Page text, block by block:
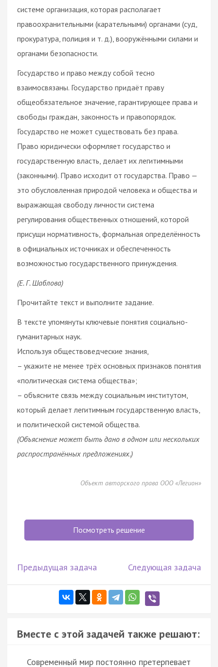
системе организация, которая располагает
правоохранительными (карательными) органами (суд,
прокуратура, полиция и т. д.), вооружёнными силами и
органами безопасности.
Государство и право между собой тесно
взаимосвязаны. Государство придаёт праву
общеобязательное значение, гарантирующее права и
свободы граждан, законность и правопорядок.
Государство не может существовать без права.
Право юридически оформляет государство и
государственную власть, делает их легитимными
(законными). Право исходит от государства. Право —
это обусловленная природой человека и общества и
выражающая свободу личности система
регулирования общественных отношений, которой
присущи нормативность, формальная определённость
в официальных источниках и обеспеченность
возможностью государственного принуждения.
(Е. Г. Шаблова)
Прочитайте текст и выполните задание.
В тексте упомянуты ключевые понятия социально-
гуманитарных наук.
Используя обществоведческие знания,
– укажите не менее трёх основных признаков понятия
«политическая система общества»;
– объясните связь между социальным институтом,
который делает легитимным государственную власть,
и политической системой общества.
(Объяснение может быть дано в одном или нескольких
распространённых предложениях.)
Объект авторского права ООО «Легион»
Посмотреть решение
Предыдущая задача Следующая задача
Вместе с этой задачей также решают:
Современный мир постоянно претерпевает